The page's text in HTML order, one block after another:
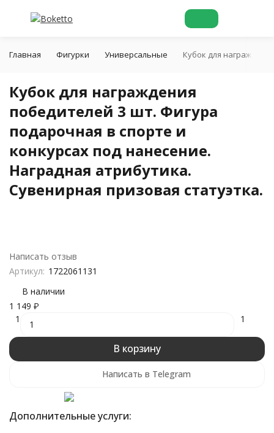
Главная Фигурки Универсальные Кубок для
Кубок для награждения
победителей 3 шт. Фигура
подарочная в спорте и
конкурсах под нанесение.
Наградная атрибутика.
Сувенирная призовая статуэтка.
Написать отзыв
Артикул: 1722061131
В наличии
1 149 ₽
1
1
В корзину
Написать в Telegram
Дополнительные услуги: